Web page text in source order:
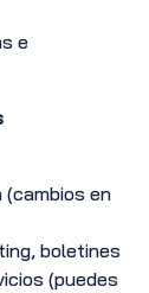
e
(cambios en
boletines
(puedes